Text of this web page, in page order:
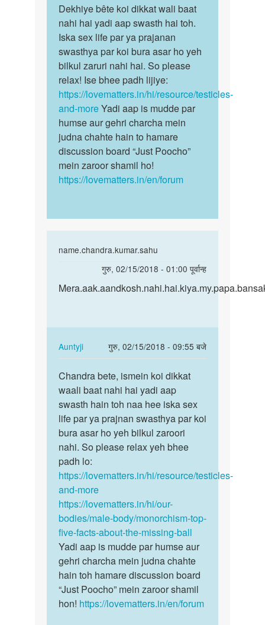
to
Ek
andkosh
h
Kya
mai
mahila…
by
Chhote
raja
Dekhiye
bête
koi
dikkat
wali…
Dekhiye bête koi dikkat wali baat
nahi hai yadi aap swasth hai toh.
Iska sex life par ya prajanan
swasthya par koi bura asar ho yeh
bilkul zaruri nahi hai. So please
relax! Ise bhee padh lijiye:
https://lovematters.in/hi/resource/testicles-
and-moreYadi aap is mudde par
humse aur gehri charcha mein
judna chahte hain to hamare
discussion board “Just Poocho”
mein zaroor shamil ho!
https://lovematters.in/en/forum
name.chandra.kumar.sahu
गुरु, 02/15/2018 - 01:00 पूर्वान्ह
मेरा
है
क्या…
by
ajim
Auntyji
गुरु, 02/15/2018 - 09:55 बजे
In
reply
to
Mera.aak.aandkosh.nahi.hai…
by
name.chandra.kumar.sahu
Chandra
bete,
ismein
koi…
Chandra bete, ismein koi dikkat
waali baat nahi hai yadi aap
swasth hain toh naa hee iska sex
life par ya prajnan swasthya par koi
bura asar ho yeh bilkul zaroori
nahi. So please relax yeh bhee
padh lo:
https://lovematters.in/hi/resource/testicles-
and-more
https://lovematters.in/hi/our-
bodies/male-body/monorchism-top-
five-facts-about-the-missing-ball
Yadi aap is mudde par humse aur
gehri charcha mein judna chahte
hain toh hamare discussion board
“Just Poocho” mein zaroor shamil
hon! https://lovematters.in/en/forum